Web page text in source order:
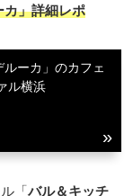
カ」詳細レポ
ーカ」のカフェ
ル横浜
「バル＆キッチ